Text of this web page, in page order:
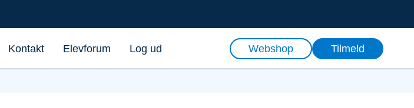
Kontakt Elevforum Log ud Webshop Tilmeld